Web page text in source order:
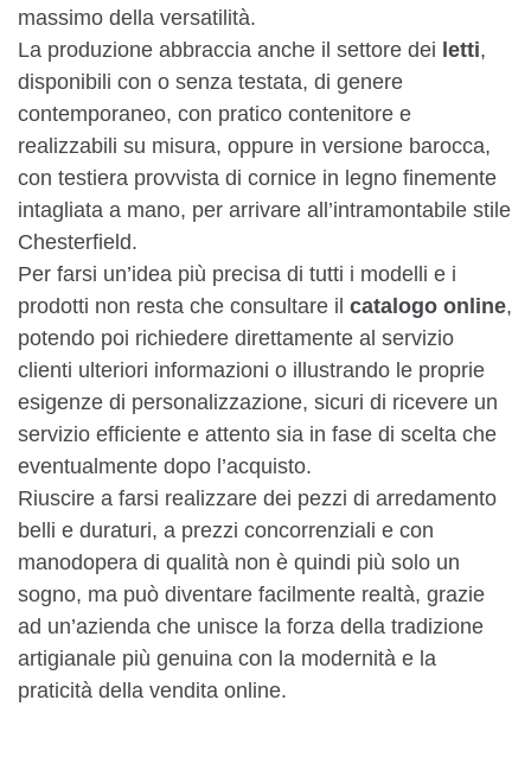
massimo della versatilità.
La produzione abbraccia anche il settore dei letti,
disponibili con o senza testata, di genere
contemporaneo, con pratico contenitore e
realizzabili su misura, oppure in versione barocca,
con testiera provvista di cornice in legno finemente
intagliata a mano, per arrivare all’intramontabile stile
Chesterfield.
Per farsi un’idea più precisa di tutti i modelli e i
prodotti non resta che consultare il catalogo online,
potendo poi richiedere direttamente al servizio
clienti ulteriori informazioni o illustrando le proprie
esigenze di personalizzazione, sicuri di ricevere un
servizio efficiente e attento sia in fase di scelta che
eventualmente dopo l’acquisto.
Riuscire a farsi realizzare dei pezzi di arredamento
belli e duraturi, a prezzi concorrenziali e con
manodopera di qualità non è quindi più solo un
sogno, ma può diventare facilmente realtà, grazie
ad un’azienda che unisce la forza della tradizione
artigianale più genuina con la modernità e la
praticità della vendita online.